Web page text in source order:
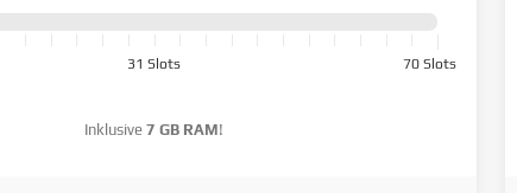
31 Slots 70 Slots
Inklusive 7 GB RAM!